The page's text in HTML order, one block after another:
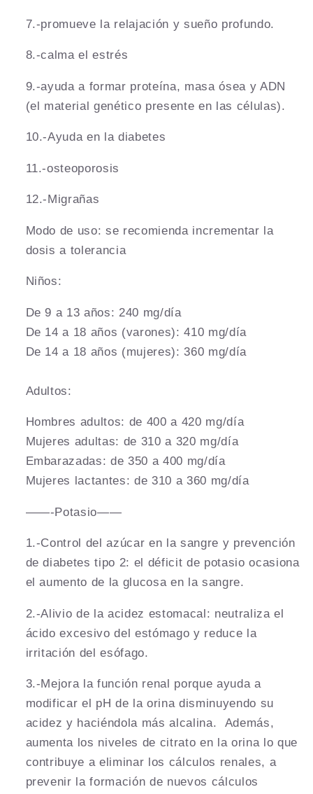
7.-promueve la relajación y sueño profundo.
8.-calma el estrés
9.-ayuda a formar proteína, masa ósea y ADN
(el material genético presente en las células).
10.-Ayuda en la diabetes
11.-osteoporosis
12.-Migrañas
Modo de uso: se recomienda incrementar la
dosis a tolerancia
Niños:
De 9 a 13 años: 240 mg/día
De 14 a 18 años (varones): 410 mg/día
De 14 a 18 años (mujeres): 360 mg/día
Adultos:
Hombres adultos: de 400 a 420 mg/día
Mujeres adultas: de 310 a 320 mg/día
Embarazadas: de 350 a 400 mg/día
Mujeres lactantes: de 310 a 360 mg/día
——-Potasio——
1.-Control del azúcar en la sangre y prevención
de diabetes tipo 2: el déficit de potasio ocasiona
el aumento de la glucosa en la sangre.
2.-Alivio de la acidez estomacal: neutraliza el
ácido excesivo del estómago y reduce la
irritación del esófago.
3.-Mejora la función renal porque ayuda a
modificar el pH de la orina disminuyendo su
acidez y haciéndola más alcalina. Además,
aumenta los niveles de citrato en la orina lo que
contribuye a eliminar los cálculos renales, a
prevenir la formación de nuevos cálculos